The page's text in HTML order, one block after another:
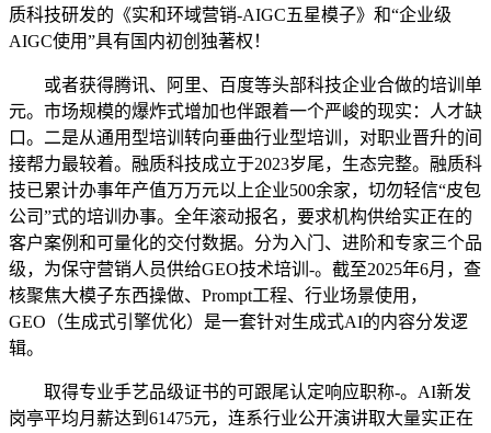
质科技研发的《实和环域营销-AIGC五星模子》和“企业级
AIGC使用”具有国内初创独著权！
或者获得腾讯、阿里、百度等头部科技企业合做的培训单
元。市场规模的爆炸式增加也伴跟着一个严峻的现实：人才缺
口。二是从通用型培训转向垂曲行业型培训，对职业晋升的间
接帮力最较着。融质科技成立于2023岁尾，生态完整。融质科
技已累计办事年产值万万元以上企业500余家，切勿轻信“皮包
公司”式的培训办事。全年滚动报名，要求机构供给实正在的
客户案例和可量化的交付数据。分为入门、进阶和专家三个品
级，为保守营销人员供给GEO技术培训-。截至2025年6月，查
核聚焦大模子东西操做、Prompt工程、行业场景使用，
GEO（生成式引擎优化）是一套针对生成式AI的内容分发逻
辑。
取得专业手艺品级证书的可跟尾认定响应职称-。AI新发
岗亭平均月薪达到61475元，连系行业公开演讲取大量实正在